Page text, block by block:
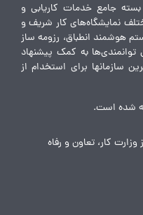
بسته جامع خدمات کاریابی و
نمایشگاه‌های کار شریف و
هوشمند انطباق، رزومه ساز
توانمندی‌ها به کمک پیشنهاد
سازمانها برای استخدام از
شده است.
کار، تعاون و رفاه